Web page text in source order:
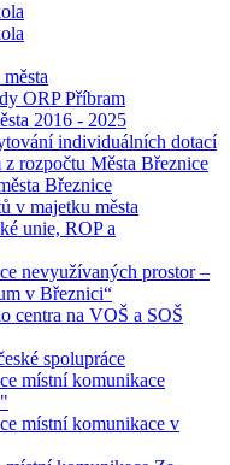
ORP Příbram
2016 - 2025
individuálních dotací
rozpočtu Města Březnice
Březnice
v majetku města
unie, ROP a
nevyužívaných prostor –
v Březnici“
centra na VOŠ a SOŠ
spolupráce
místní komunikace
místní komunikace v